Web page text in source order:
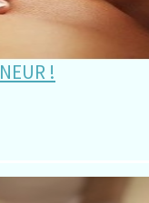
!